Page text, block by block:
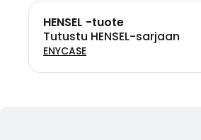
HENSEL -tuote
Tutustu HENSEL-sarjaan
ENYCASE